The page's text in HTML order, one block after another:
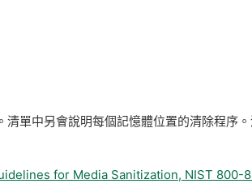
單中另會說明每個記憶體位置的清除程序
for Media Sanitization, NIST 800-